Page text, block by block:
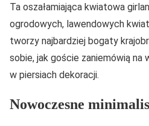
Ta oszałamiająca kwiatowa
ogrodowych, lawendowych
tworzy najbardziej bogaty
sobie, jak goście zaniemówią na
w piersiach dekoracji.
Nowoczesne